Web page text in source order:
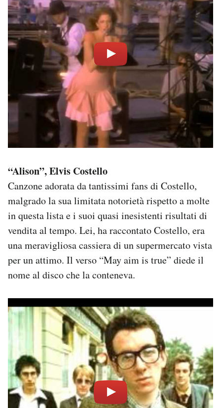
“Alison”, Elvis Costello
Canzone adorata da tantissimi fans di Costello,
malgrado la sua limitata notorietà rispetto a molte
in questa lista e i suoi quasi inesistenti risultati di
vendita al tempo. Lei, ha raccontato Costello, era
una meravigliosa cassiera di un supermercato vista
per un attimo. Il verso “May aim is true” diede il
nome al disco che la conteneva.